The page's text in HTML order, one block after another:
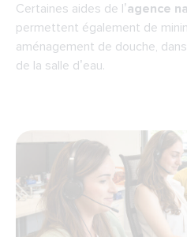
Certaines aides de l’agence
permettent également de
aménagement de douche,
de la salle d’eau.